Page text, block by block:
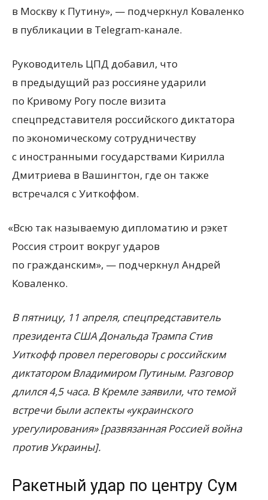
в Москву к Путину», — подчеркнул Коваленко
в публикации в Telegram-канале.
Руководитель ЦПД добавил, что
в предыдущий раз россияне ударили
по Кривому Рогу после визита
спецпредставителя российского диктатора
по экономическому сотрудничеству
с иностранными государствами Кирилла
Дмитриева в Вашингтон, где он также
встречался с Уиткоффом.
«Всю так называемую дипломатию и рэкет
Россия строит вокруг ударов
по гражданским», — подчеркнул Андрей
Коваленко.
В пятницу, 11 апреля, спецпредставитель
президента США Дональда Трампа Стив
Уиткофф провел переговоры с российским
диктатором Владимиром Путиным. Разговор
длился 4,5 часа. В Кремле заявили, что темой
встречи были аспекты «украинского
урегулирования» [развязанная Россией война
против Украины].
Ракетный удар по центру Сум